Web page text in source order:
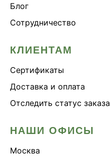
Блог
Сотрудничество
КЛИЕНТАМ
Сертификаты
Доставка и оплата
Отследить статус заказа
НАШИ ОФИСЫ
Москва